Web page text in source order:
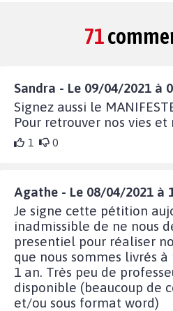
71
Sandra - Le 09/04/2021 à
Signez aussi le
Pour retrouver nos vies et
1 0
Agathe - Le 08/04/2021 à
Je signe cette pétition
inadmissible de ne nous
presentiel pour réaliser
que nous sommes livrés
1 an. Très peu de
disponible (beaucoup de
et/ou sous format word)